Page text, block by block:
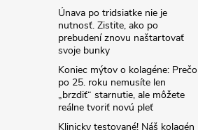
Únava po tridsiatke nie je
nutnosť. Zistite, ako po
prebudení znovu naštartovať
svoje bunky
Koniec mýtov o kolagéne: Prečo
po 25. roku nemusíte len
„brzdiť“ starnutie, ale môžete
reálne tvoriť novú pleť
Klinicky testované! Náš kolagén